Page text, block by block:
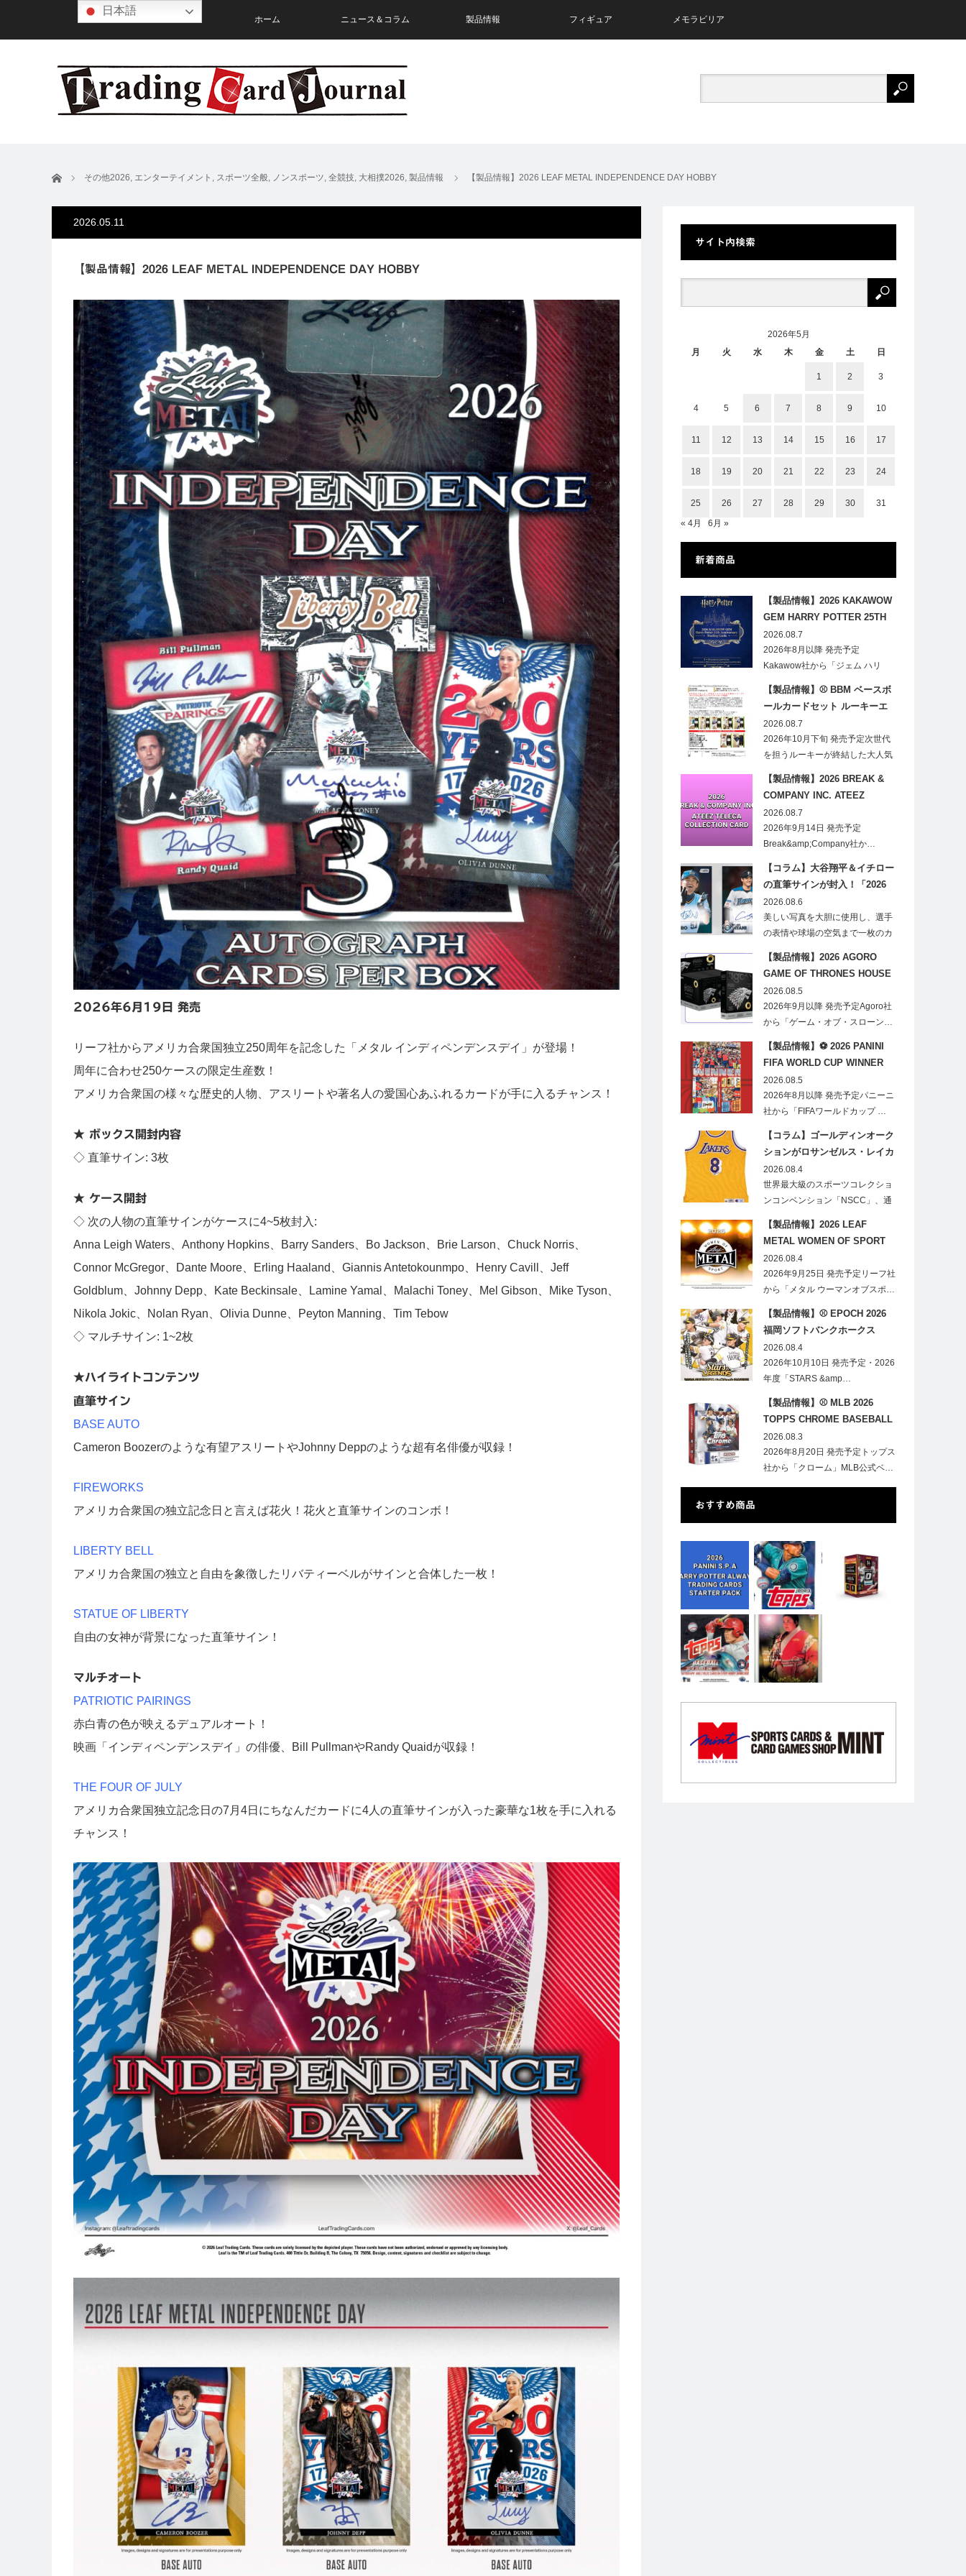
ホーム ニュース＆コラム 製品情報 フィギュア メモラビリア
ホーム その他2026, エンターテイメント , スポーツ全般, ノンスポーツ, 全競技, 大相撲2026, 製品情報 【製品情報】2026 LEAF METAL INDEPENDENCE DAY HOBBY
2026.05.11
【製品情報】2026 LEAF METAL INDEPENDENCE DAY HOBBY
2026年6月19日 発売
リーフ社からアメリカ合衆国独立250周年を記念した「メタル インディペンデンスデイ」が登場！
周年に合わせ250ケースの限定生産数！
アメリカ合衆国の様々な歴史的人物、アスリートや著名人の愛国心あふれるカードが手に入るチャンス！
★ ボックス開封内容
◇ 直筆サイン: 3枚
★ ケース開封
◇ 次の人物の直筆サインがケースに4~5枚封入:
Anna Leigh Waters、Anthony Hopkins、Barry Sanders、Bo Jackson、Brie Larson、Chuck Norris、
Connor McGregor、Dante Moore、Erling Haaland、Giannis Antetokounmpo、Henry Cavill、Jeff
Goldblum、Johnny Depp、Kate Beckinsale、Lamine Yamal、Malachi Toney、Mel Gibson、Mike Tyson、
Nikola Jokic、Nolan Ryan、Olivia Dunne、Peyton Manning、Tim Tebow
◇ マルチサイン: 1~2枚
★ハイライトコンテンツ
直筆サイン
BASE AUTO
Cameron Boozerのような有望アスリートやJohnny Deppのような超有名俳優が収録！
FIREWORKS
アメリカ合衆国の独立記念日と言えば花火！花火と直筆サインのコンボ！
LIBERTY BELL
アメリカ合衆国の独立と自由を象徴したリバティーベルがサインと合体した一枚！
STATUE OF LIBERTY
自由の女神が背景になった直筆サイン！
マルチオート
PATRIOTIC PAIRINGS
赤白青の色が映えるデュアルオート！
映画「インディペンデンスデイ」の俳優、Bill PullmanやRandy Quaidが収録！
THE FOUR OF JULY
アメリカ合衆国独立記念日の7月4日にちなんだカードに4人の直筆サインが入った豪華な1枚を手に入れる
チャンス！
サイト内検索
2026年5月
月
火 水 木 金 土 日
1 2 3
4 5 6 7 8 9 10
11 12 13 14 15 16 17
18 19 20 21 22 23 24
25 26 27 28 29 30
31
« 4月
6月 »
新着商品
【製品情報】2026 KAKAWOW
GEM HARRY POTTER 25TH
ANNIVERSARY TRADING
CARDS HOBBY
2026.08.7
2026年8月以降 発売予定
Kakawow社から「ジェム ハリ
【製品情報】⚾ BBM ベースボ
ールカードセット ルーキーエ
ディションプレミアム 2026
2026.08.7
2026年10月下旬 発売予定次世代
を担うルーキーが終結した大人気
【製品情報】2026 BREAK &
COMPANY INC. ATEEZ
TELECA COLLECTION CARD
2026.08.7
2026年9月14日 発売予定
Break&amp;Company社か…
【コラム】大谷翔平＆イチロー
の直筆サインが封入！「2026
Topps NPB Stadium Club」が
見逃せない
2026.08.6
美しい写真を大胆に使用し、選手
の表情や球場の空気まで一枚のカ
【製品情報】2026 AGORO
GAME OF THRONES HOUSE
STARK BLIND BOX
2026.08.5
2026年9月以降 発売予定Agoro社
から「ゲーム・オブ・スローン…
【製品情報】⚽ 2026 PANINI
FIFA WORLD CUP WINNER
STICKER POSTER
2026.08.5
2026年8月以降 発売予定パニーニ
社から「FIFAワールドカップ …
【コラム】ゴールディンオーク
ションがロサンゼルス・レイカ
ーズのオフィシャルオークショ
ンスポンサーに！
2026.08.4
世界最大級のスポーツコレクショ
ンコンベンション「NSCC」、通
【製品情報】2026 LEAF
METAL WOMEN OF SPORT
HOBBY
2026.08.4
2026年9月25日 発売予定リーフ社
から「メタル ウーマンオブスポ…
【製品情報】⚾ EPOCH 2026
福岡ソフトバンクホークス
STARS&LEGENDS ベースボー
ルカード
2026.08.4
2026年10月10日 発売予定・2026
年度「STARS &amp…
【製品情報】⚾ MLB 2026
TOPPS CHROME BASEBALL
LOGOFRACTOR
2026.08.3
2026年8月20日 発売予定トップス
社から「クローム」MLB公式ベ…
おすすめ商品
日本語